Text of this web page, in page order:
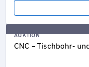
AUKTION
CNC – Tischbohr-